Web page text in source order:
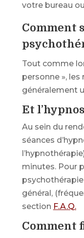
votre bureau
Comment
Tout comme
personne »,
généralement
Et
Au sein du
séances
minutes. Pour
général,
section F.A.Q.
Comment